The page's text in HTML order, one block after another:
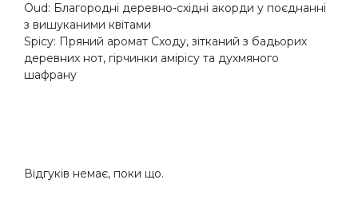
Oud: Благородні деревно-східні акорди у поєднанні
з вишуканими квітами
Spicy: Пряний аромат Сходу, зітканий з бадьорих
деревних нот, гірчинки амірісу та духмяного
шафрану
Відгуків немає, поки що.